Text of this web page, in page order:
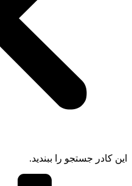
این کادر جستجو را ببندید.